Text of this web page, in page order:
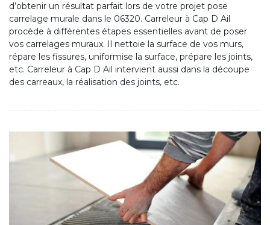
d’obtenir un résultat parfait lors de votre projet pose
carrelage murale dans le 06320. Carreleur à Cap D Ail
procède à différentes étapes essentielles avant de poser
vos carrelages muraux. Il nettoie la surface de vos murs,
répare les fissures, uniformise la surface, prépare les joints,
etc. Carreleur à Cap D Ail intervient aussi dans la découpe
des carreaux, la réalisation des joints, etc.